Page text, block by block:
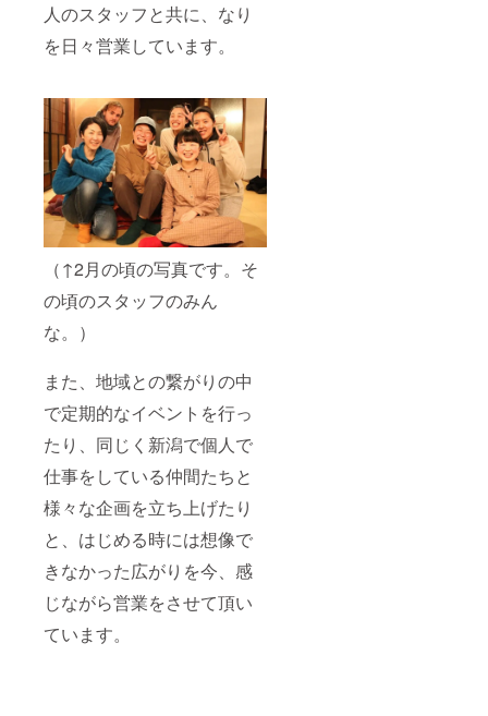
人のスタッフと共に、なり
を日々営業しています。
（↑2月の頃の写真です。そ
の頃のスタッフのみん
な。）
また、地域との繋がりの中
で定期的なイベントを行っ
たり、同じく新潟で個人で
仕事をしている仲間たちと
様々な企画を立ち上げたり
と、はじめる時には想像で
きなかった広がりを今、感
じながら営業をさせて頂い
ています。